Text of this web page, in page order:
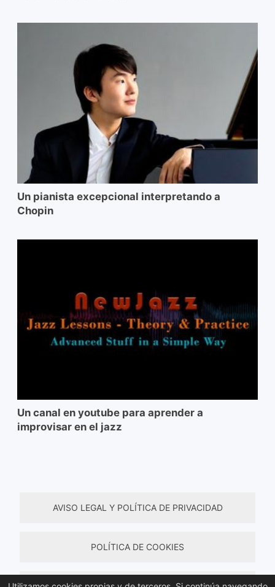
Un pianista excepcional interpretando a
Chopin
Un canal en youtube para aprender a
improvisar en el jazz
AVISO LEGAL Y POLÍTICA DE PRIVACIDAD
POLÍTICA DE COOKIES